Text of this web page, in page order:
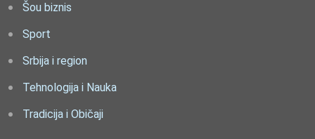
Šou biznis
Sport
Srbija i region
Tehnologija i Nauka
Tradicija i Običaji